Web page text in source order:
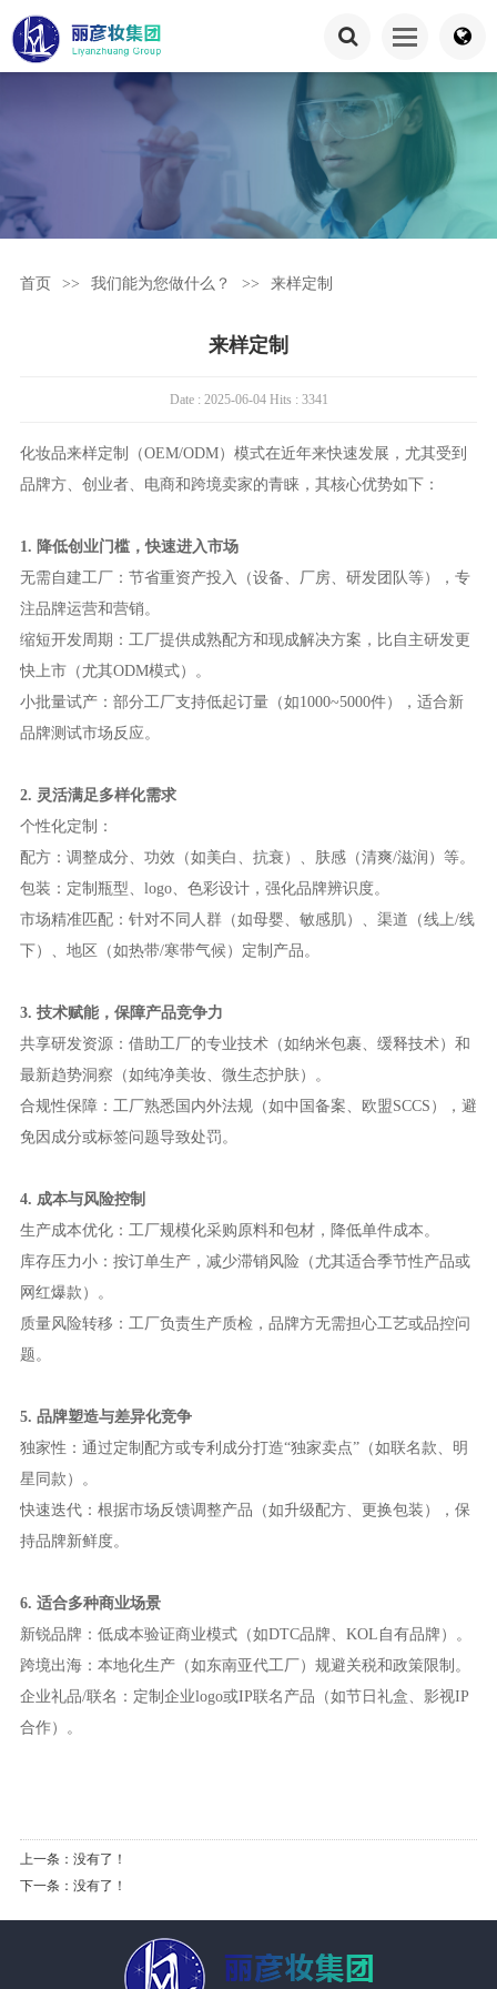
首页 >> 我们能为您做什么？ >> 来样定制
来样定制
Date : 2025-06-04 Hits : 3341
化妆品来样定制（OEM/ODM）模式在近年来快速发展，尤其受到
品牌方、创业者、电商和跨境卖家的青睐，其核心优势如下：
1. 降低创业门槛，快速进入市场
无需自建工厂：节省重资产投入（设备、厂房、研发团队等），专
注品牌运营和营销。
缩短开发周期：工厂提供成熟配方和现成解决方案，比自主研发更
快上市（尤其ODM模式）。
小批量试产：部分工厂支持低起订量（如1000~5000件），适合新
品牌测试市场反应。
2. 灵活满足多样化需求
个性化定制：
配方：调整成分、功效（如美白、抗衰）、肤感（清爽/滋润）等。
包装：定制瓶型、logo、色彩设计，强化品牌辨识度。
市场精准匹配：针对不同人群（如母婴、敏感肌）、渠道（线上/线
下）、地区（如热带/寒带气候）定制产品。
3. 技术赋能，保障产品竞争力
共享研发资源：借助工厂的专业技术（如纳米包裹、缓释技术）和
最新趋势洞察（如纯净美妆、微生态护肤）。
合规性保障：工厂熟悉国内外法规（如中国备案、欧盟SCCS），避
免因成分或标签问题导致处罚。
4. 成本与风险控制
生产成本优化：工厂规模化采购原料和包材，降低单件成本。
库存压力小：按订单生产，减少滞销风险（尤其适合季节性产品或
网红爆款）。
质量风险转移：工厂负责生产质检，品牌方无需担心工艺或品控问
题。
5. 品牌塑造与差异化竞争
独家性：通过定制配方或专利成分打造“独家卖点”（如联名款、明
星同款）。
快速迭代：根据市场反馈调整产品（如升级配方、更换包装），保
持品牌新鲜度。
6. 适合多种商业场景
新锐品牌：低成本验证商业模式（如DTC品牌、KOL自有品牌）。
跨境出海：本地化生产（如东南亚代工厂）规避关税和政策限制。
企业礼品/联名：定制企业logo或IP联名产品（如节日礼盒、影视IP
合作）。
上一条：没有了！
下一条：没有了！